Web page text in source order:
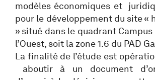
modèles économiques et
pour le développement du site «
» situé dans le quadrant Campus
l’Ouest, soit la zone 1.6 du PAD
La finalité de l’étude est
aboutir à un document